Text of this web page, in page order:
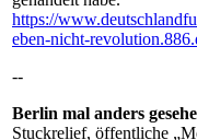
https://
eben-nicht-
--
Berlin mal anders
Stuckrelief, öffentliche